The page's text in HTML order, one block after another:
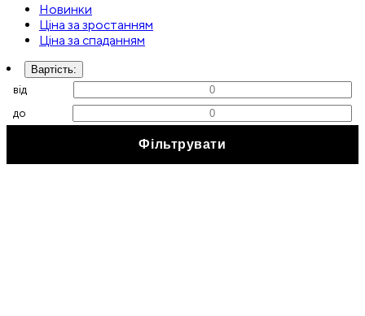
Новинки
Ціна за зростанням
Ціна за спаданням
Вартість:
від
до
Фільтрувати